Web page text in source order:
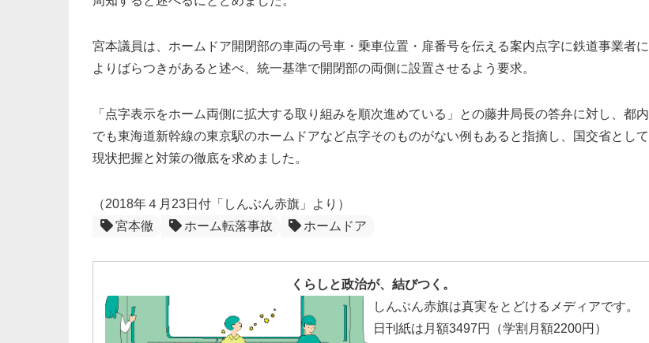
宮本議員は、ホームドア開閉部の車両の号車・乗車位置・扉番号を伝える案内点字に鉄道事業者に
よりばらつきがあると述べ、統一基準で開閉部の両側に設置させるよう要求。
「点字表示をホーム両側に拡大する取り組みを順次進めている」との藤井局長の答弁に対し、都内
でも東海道新幹線の東京駅のホームドアなど点字そのものがない例もあると指摘し、国交省として
現状把握と対策の徹底を求めました。
（2018年４月23日付「しんぶん赤旗」より）
宮本徹
ホーム転落事故 ホームドア
くらしと政治が、結びつく。
しんぶん赤旗は真実をとどけるメディアです。
日刊紙は月額3497円（学割月額2200円）